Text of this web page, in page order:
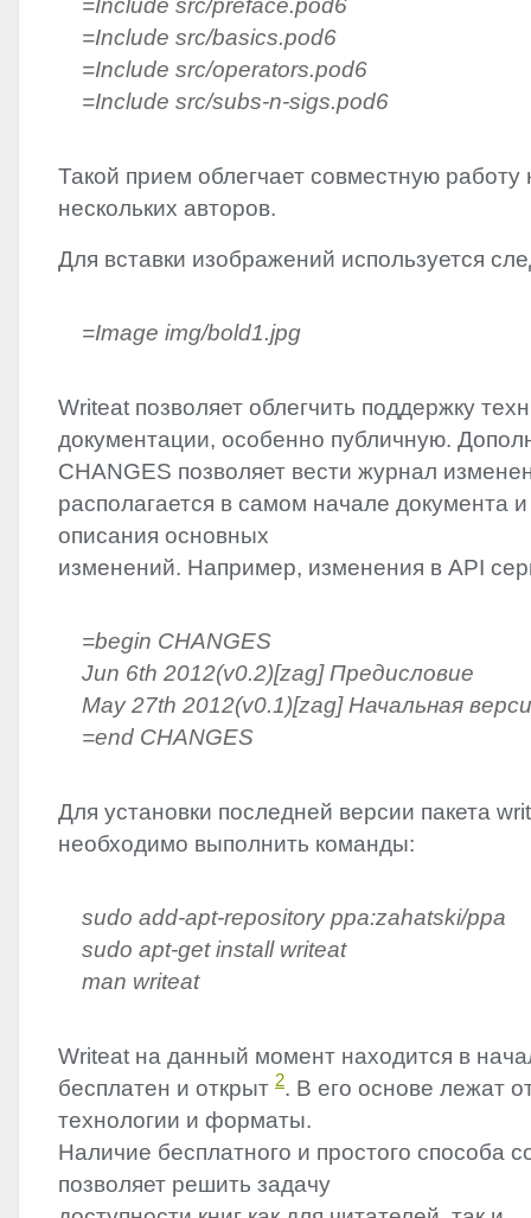
=Include src/preface.pod6
=Include src/basics.pod6
=Include src/operators.pod6
=Include src/subs-n-sigs.pod6
Такой прием облегчает совместную работу
нескольких авторов.
Для вставки изображений используется
=Image img/bold1.jpg
Writeat позволяет облегчить поддержку
документации, особенно публичную.
CHANGES позволяет вести журнал
располагается в самом начале документа
описания основных
изменений. Например, изменения в API
=begin CHANGES
Jun 6th 2012(v0.2)[zag] Предисловие
May 27th 2012(v0.1)[zag] Начальная
=end CHANGES
Для установки последней версии пакета
необходимо выполнить команды:
sudo add-apt-repository ppa:zahatski/ppa
sudo apt-get install writeat
man writeat
Writeat на данный момент находится в
бесплатен и открыт 2. В его основе лежат
технологии и форматы.
Наличие бесплатного и простого способа
позволяет решить задачу